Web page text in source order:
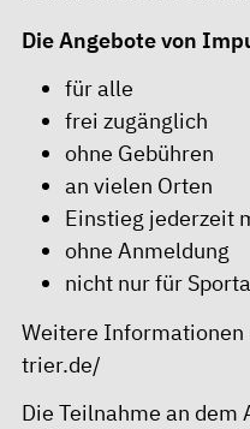
Die Angebote von
für alle
frei zugänglich
ohne Gebühren
an vielen Orten
Einstieg jederzeit
ohne Anmeldung
nicht nur für
Weitere Informationen
trier.de/
Die Teilnahme an